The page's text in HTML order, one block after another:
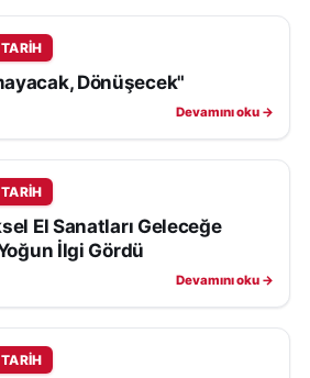
Dönüşecek"
Devamını oku →
El Sanatları Geleceğe
İlgi Gördü
Devamını oku →